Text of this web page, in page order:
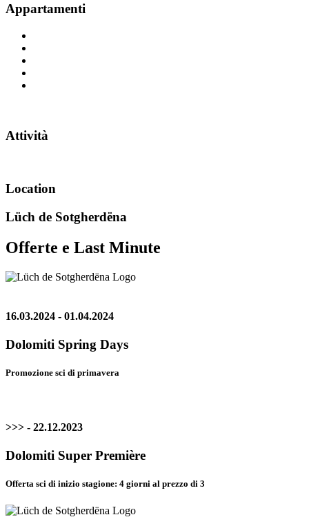
Appartamenti
Attività
Location
Lüch de Sotgherdëna
Offerte e Last Minute
16.03.2024 - 01.04.2024
Dolomiti Spring Days
Promozione sci di primavera
>>> - 22.12.2023
Dolomiti Super Première
Offerta sci di inizio stagione: 4 giorni al prezzo di 3